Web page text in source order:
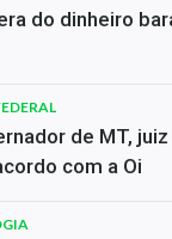
do dinheiro
de MT,
com a Oi